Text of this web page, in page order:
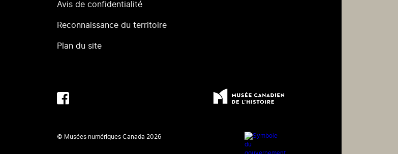
Avis de confidentialité
Reconnaissance du territoire
Plan du site
© Musées numériques Canada 2026